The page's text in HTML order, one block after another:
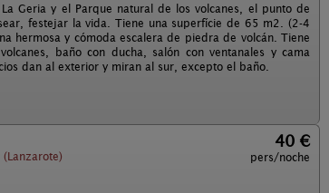
Geria y el Parque natural de los volcanes, el punto de
festejar la vida. Tiene una superfície de 65 m2. (2-4
hermosa y cómoda escalera de piedra de volcán. Tiene
baño con ducha, salón con ventanales y cama
dan al exterior y miran al sur, excepto el baño.
40 €
pers/noche